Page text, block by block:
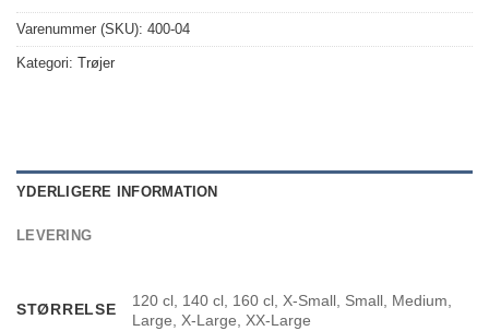
Varenummer (SKU): 400-04
Kategori: Trøjer
YDERLIGERE INFORMATION
LEVERING
STØRRELSE
120 cl, 140 cl, 160 cl, X-Small, Small, Medium,
Large, X-Large, XX-Large